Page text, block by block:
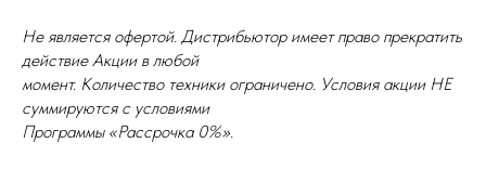
Не является офертой. Дистрибьютор имеет право прекратить
действие Акции в любой
момент. Количество техники ограничено. Условия акции НЕ
суммируются с условиями
Программы «Рассрочка 0%».